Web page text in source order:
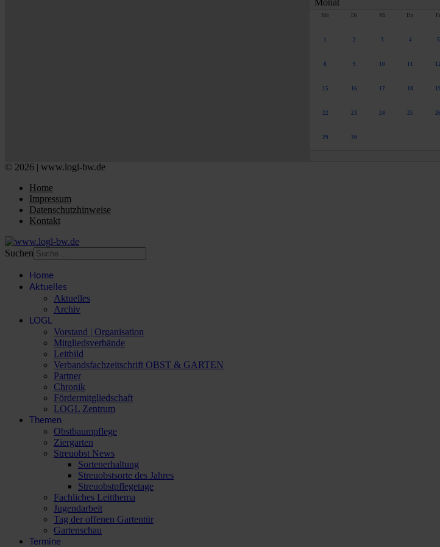
Mo Di Mi Do Fr
1 2 3 4 5
8 9 10 11 12
15 16 17 18 19
22 23 24 25 26
29 30
© 2026 | www.logl-bw.de
Home
Impressum
Datenschutzhinweise
Kontakt
Suchen
Home
Aktuelles
Aktuelles
Archiv
LOGL
Vorstand | Organisation
Mitgliedsverbände
Leitbild
Verbandsfachzeitschrift OBST & GARTEN
Partner
Chronik
Fördermitgliedschaft
LOGL Zentrum
Themen
Obstbaumpflege
Ziergarten
Streuobst News
Sortenerhaltung
Streuobstsorte des Jahres
Streuobstpflegetage
Fachliches Leitthema
Jugendarbeit
Tag der offenen Gartentür
Gartenschau
Termine